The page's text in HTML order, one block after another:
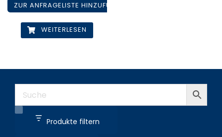
ZUR ANFRAGELISTE HINZUFÜGEN
WEITERLESEN
Produkte filtern